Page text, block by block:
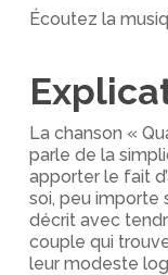
Écoutez la
La chanson «
parle de la
apporter le fait
soi, peu importe
décrit avec
couple qui
leur modeste